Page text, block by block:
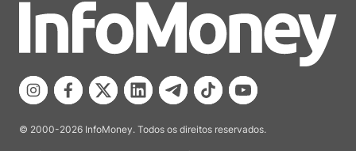
© 2000-2026 InfoMoney. Todos os direitos reservados.